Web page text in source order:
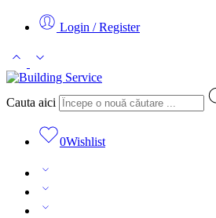
Login / Register
Cauta aici
0Wishlist